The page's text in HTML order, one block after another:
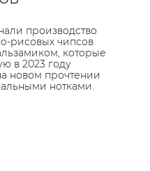
производство
рисовых чипсов
которые
в 2023 году
новом прочтении
нотками.